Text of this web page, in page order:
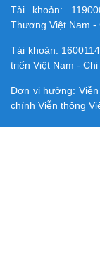
Tài khoản:
Thương Việt Nam -
Tài khoản:
triển Việt Nam -
Đơn vị hưởng:
chính Viễn thông